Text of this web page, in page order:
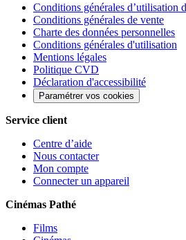
Conditions générales d’utilisation
Conditions générales de vente
Charte des données personnelles
Conditions générales d'utilisation
Mentions légales
Politique CVD
Déclaration d'accessibilité
Paramétrer vos cookies
Service client
Centre d’aide
Nous contacter
Mon compte
Connecter un appareil
Cinémas Pathé
Films